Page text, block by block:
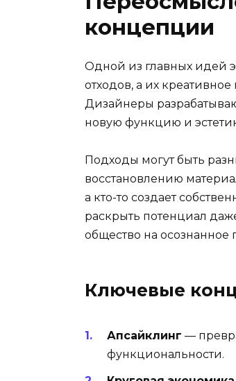
концепции
Одной из главных идей
отходов, а их
Дизайнеры
новую функцию и
Подходы могут быть
восстановлению
а кто-то создает
раскрыть потенциал
общество на осознанное
Ключевые
Апсайклинг —
функциональности.